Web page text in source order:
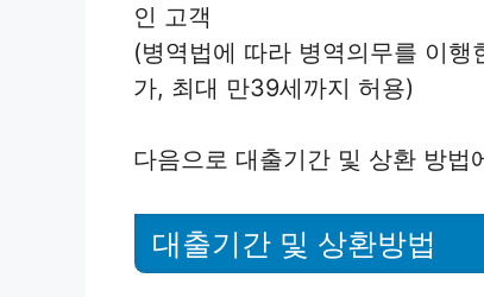
인 고객
(병역법에 따라 병역의무를 이
가, 최대 만39세까지 허용)
다음으로 대출기간 및 상환 방법
대출기간 및 상환방법